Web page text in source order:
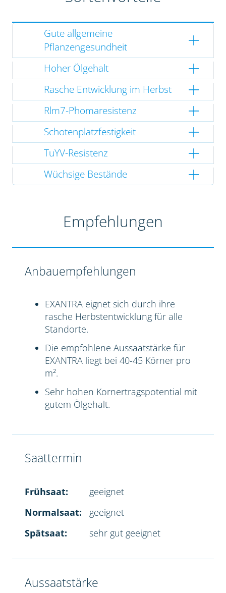
Gute allgemeine
Pflanzengesundheit
Hoher Ölgehalt
Rasche Entwicklung im Herbst
Rlm7-Phomaresistenz
Schotenplatzfestigkeit
TuYV-Resistenz
Wüchsige Bestände
Empfehlungen
Anbauempfehlungen
EXANTRA eignet sich durch ihre
rasche Herbstentwicklung für alle
Standorte.
Die empfohlene Aussaatstärke für
EXANTRA liegt bei 40-45 Körner pro
m².
Sehr hohen Kornertragspotential mit
gutem Ölgehalt.
Saattermin
Frühsaat:
geeignet
Normalsaat:
geeignet
Spätsaat:
sehr gut geeignet
Aussaatstärke